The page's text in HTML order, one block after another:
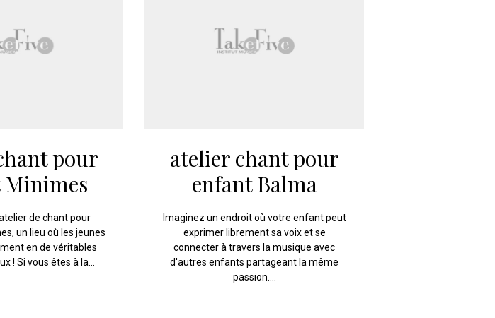
pour
Minimes
de chant pour
un lieu où les jeunes
en de véritables
! Si vous êtes à la...
atelier chant pour
enfant Balma
Imaginez un endroit où votre enfant peut
exprimer librement sa voix et se
connecter à travers la musique avec
d'autres enfants partageant la même
passion....